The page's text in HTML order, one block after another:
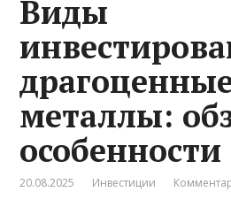
Виды
металлы:
особенности
20.08.2025 Инвестиции